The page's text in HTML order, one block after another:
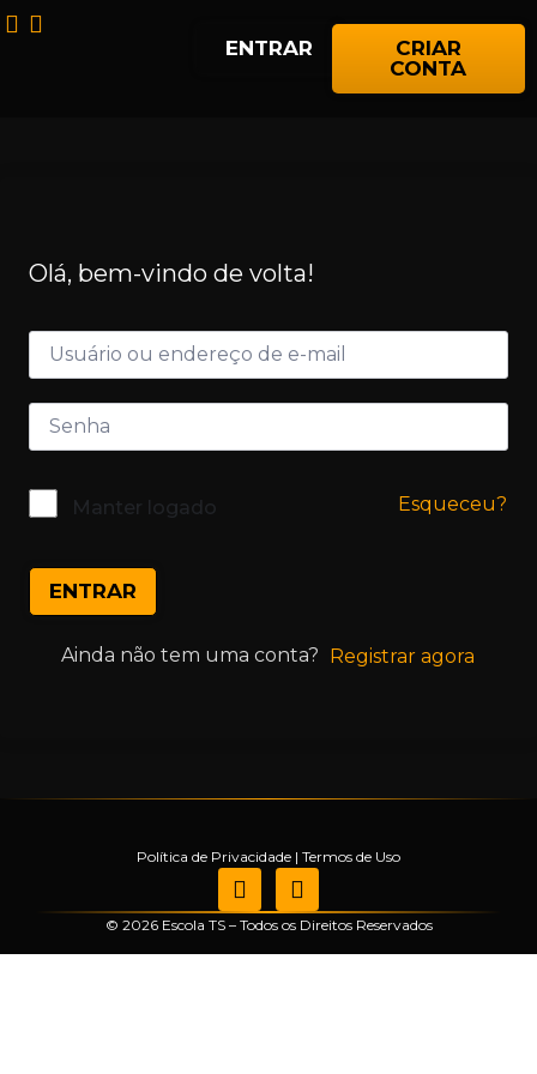
ENTRAR
CRIAR
CONTA
Olá, bem-vindo de volta!
Manter logado Esqueceu?
ENTRAR
Ainda não tem uma conta? Registrar agora
Política de Privacidade | Termos de Uso
© 2026 Escola TS – Todos os Direitos Reservados